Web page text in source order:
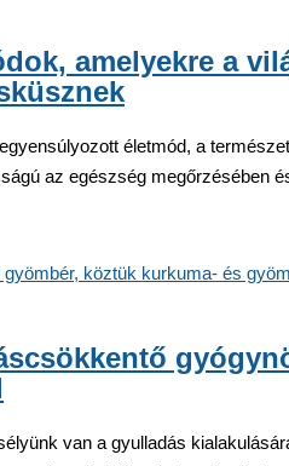
amelyekre a
életmód, a
az egészség megőrzésében
van a gyulladás